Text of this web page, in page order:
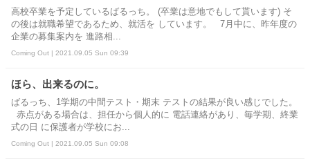
高校卒業を予定しているばるっち。 (卒業は意地でもして貰います) そ
の後は就職希望であるため、就活を しています。 7月中に、昨年度の
企業の募集案内を 進路相...
Coming Out | 2021.09.05 Sun 09:39
ほら、出来るのに。
ばるっち、1学期の中間テスト・期末 テストの結果が良い感じでした。
赤点がある場合は、担任から個人的に 電話連絡があり、毎学期、終業
式の日 に保護者が学校にお...
Coming Out | 2021.09.05 Sun 09:08